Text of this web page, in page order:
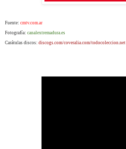
Fuente: cmtv.com.ar
Fotografía: canalextremadura.es
Carátulas discos: discogs.com/coveralia.com/todocoleccion.net